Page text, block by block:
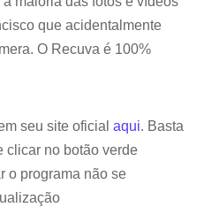
que acidentalmente
O Recuva é 100%
seu site oficialaqui. Basta
clicar no botão verde
o programa não se